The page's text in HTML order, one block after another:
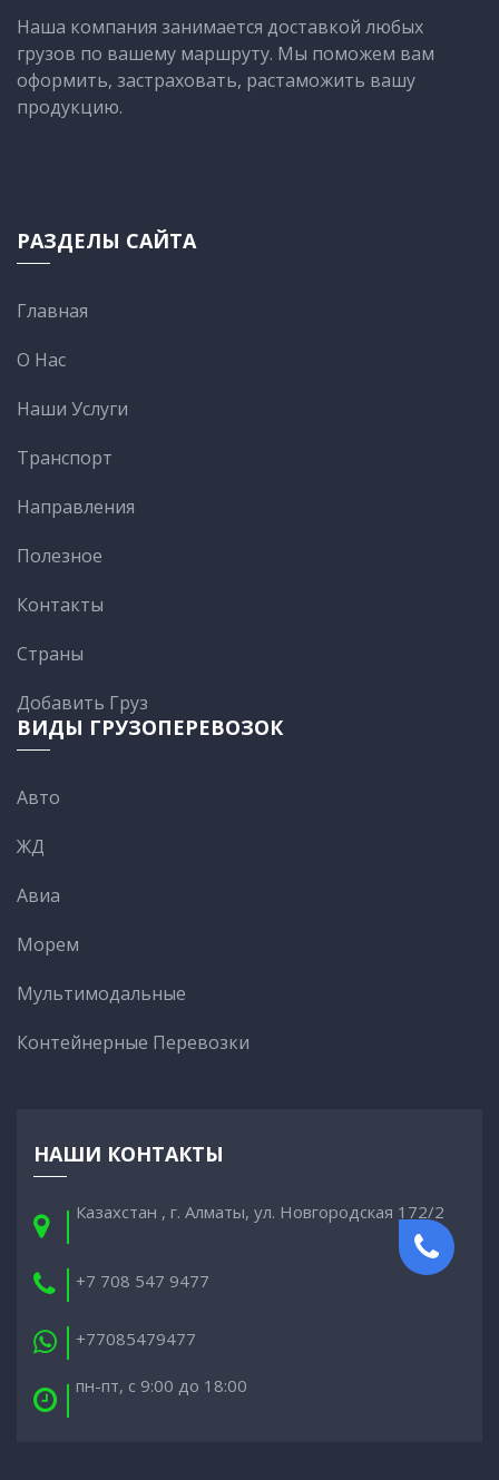
Наша компания занимается доставкой любых
грузов по вашему маршруту. Мы поможем вам
оформить, застраховать, растаможить вашу
продукцию.
РАЗДЕЛЫ САЙТА
Главная
О Нас
Наши Услуги
Транспорт
Направления
Полезное
Контакты
Cтраны
Добавить Груз
ВИДЫ ГРУЗОПЕРЕВОЗОК
Авто
ЖД
Авиа
Морем
Мультимодальные
Контейнерные Перевозки
НАШИ КОНТАКТЫ
Казахстан , г. Алматы, ул. Новгородская 172/2
+7 708 547 9477
+77085479477
пн-пт, с 9:00 до 18:00